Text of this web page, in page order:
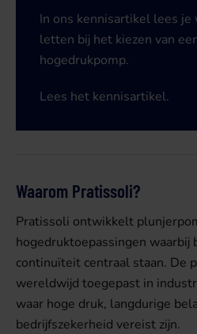
In ons kennisartikel lees je
letten bij het kiezen van
hogedrukpomp.
Lees het kennisartikel.
Waarom Pratissoli?
Pratissoli ontwikkelt
hogedruktoepassingen waarbij
continuïteit centraal staan. De
wereldwijd toegepast in
waar hoge druk, langdurige
bedrijfszekerheid vereist zijn.